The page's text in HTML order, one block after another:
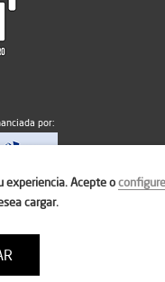
por:
Condiciones de uso
experiencia. Acepte oconfigure
cargar.